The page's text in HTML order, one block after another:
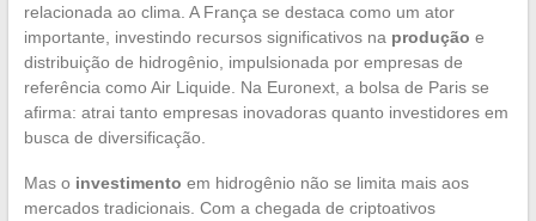
relacionada ao clima. A França se destaca como um ator
importante, investindo recursos significativos na produção e
distribuição de hidrogênio, impulsionada por empresas de
referência como Air Liquide. Na Euronext, a bolsa de Paris se
afirma: atrai tanto empresas inovadoras quanto investidores em
busca de diversificação.
Mas o investimento em hidrogênio não se limita mais aos
mercados tradicionais. Com a chegada de criptoativos